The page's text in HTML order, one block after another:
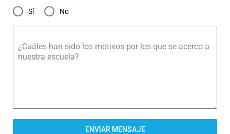
Sí No
¿Cuáles han sido los motivos por los que se acerco a
nuestra escuela?
ENVIAR MENSAJE